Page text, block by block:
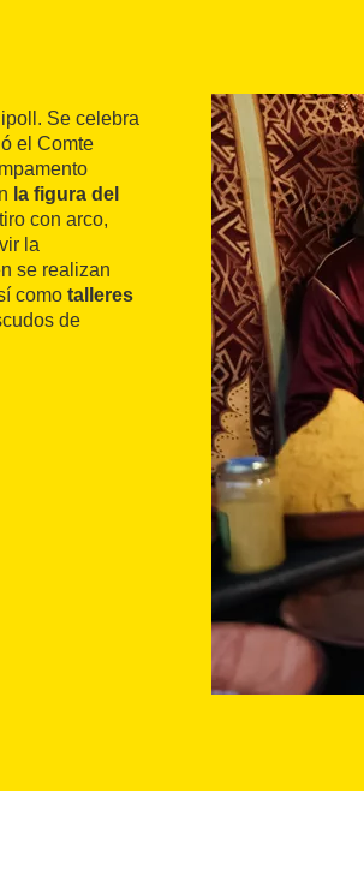
Se celebra
el Comte
la figura del
con arco,
la
se realizan
como talleres
de